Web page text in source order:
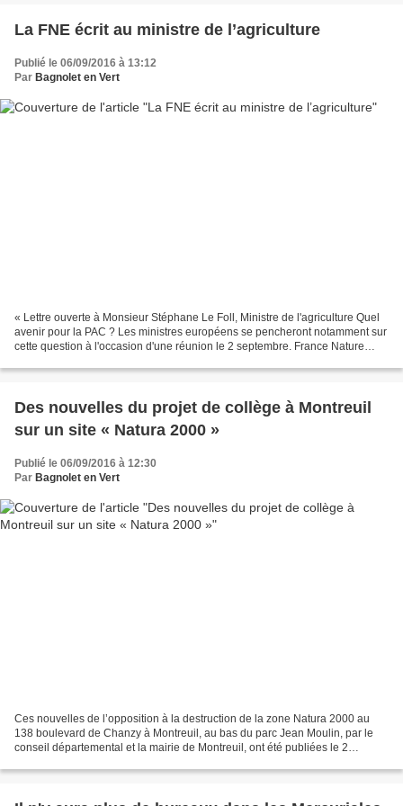
La FNE écrit au ministre de l’agriculture
Publié le 06/09/2016 à 13:12
Par Bagnolet en Vert
« Lettre ouverte à Monsieur Stéphane Le Foll, Ministre de l'agriculture Quel
avenir pour la PAC ? Les ministres européens se pencheront notamment sur
cette question à l'occasion d'une réunion le 2 septembre. France Nature
Des nouvelles du projet de collège à Montreuil
sur un site « Natura 2000 »
Publié le 06/09/2016 à 12:30
Par Bagnolet en Vert
Ces nouvelles de l’opposition à la destruction de la zone Natura 2000 au
138 boulevard de Chanzy à Montreuil, au bas du parc Jean Moulin, par le
conseil départemental et la mairie de Montreuil, ont été publiées le 2